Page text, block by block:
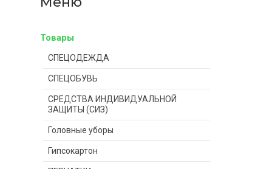
Товары
СПЕЦОДЕЖДА
СПЕЦОБУВЬ
СРЕДСТВА ИНДИВИДУАЛЬНОЙ
ЗАЩИТЫ (СИЗ)
Головные уборы
Гипсокартон